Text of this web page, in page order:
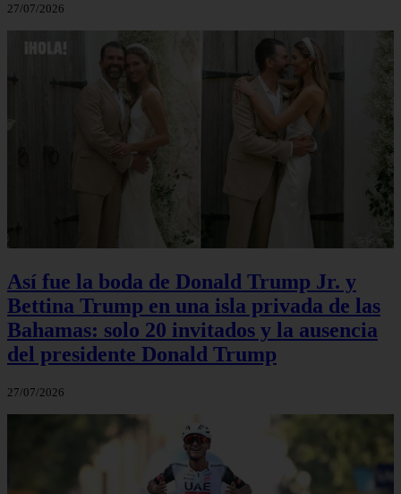
27/07/2026
Así fue la boda de Donald Trump Jr. y
Bettina Trump en una isla privada de las
Bahamas: solo 20 invitados y la ausencia
del presidente Donald Trump
27/07/2026